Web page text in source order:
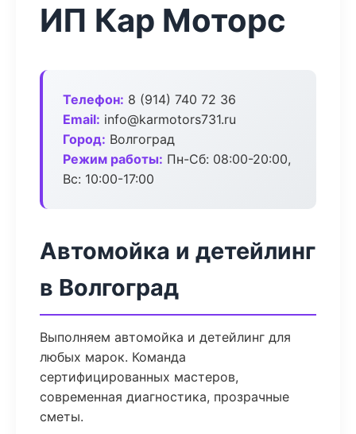
ИП Кар Моторс
Телефон: 8 (914) 740 72 36
Email: info@karmotors731.ru
Город: Волгоград
Режим работы: Пн-Сб: 08:00-20:00,
Вс: 10:00-17:00
Автомойка и детейлинг
в Волгоград
Выполняем автомойка и детейлинг для
любых марок. Команда
сертифицированных мастеров,
современная диагностика, прозрачные
сметы.